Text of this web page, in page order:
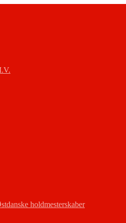
holdmesterskaber